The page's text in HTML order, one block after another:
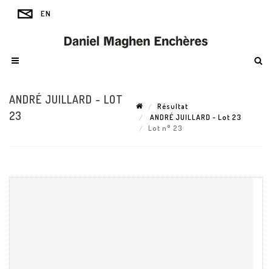
ANDRÉ JUILLARD - LOT
23
Résultat
ANDRÉ JUILLARD - Lot 23
Lot n° 23